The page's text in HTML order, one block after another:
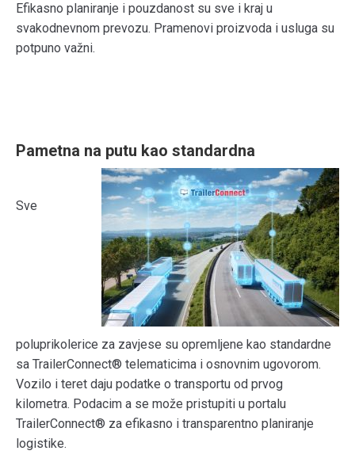
Efikasno planiranje i pouzdanost su sve i kraj u
svakodnevnom prevozu. Pramenovi proizvoda i usluga su
potpuno važni.
Pametna na putu kao standardna
Sve
poluprikolerice za zavjese su opremljene kao standardne
sa TrailerConnect® telematicima i osnovnim ugovorom.
Vozilo i teret daju podatke o transportu od prvog
kilometra. Podacim a se može pristupiti u portalu
TrailerConnect® za efikasno i transparentno planiranje
logistike.